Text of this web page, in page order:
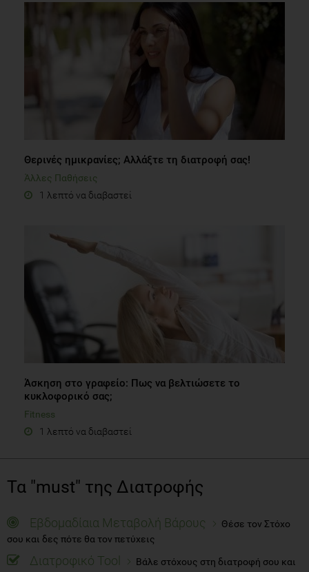
Θερινές ημικρανίες; Αλλάξτε τη διατροφή σας!
Άλλες Παθήσεις
1 λεπτό να διαβαστεί
Άσκηση στο γραφείο: Πως να βελτιώσετε το
κυκλοφορικό σας;
Fitness
1 λεπτό να διαβαστεί
Τα "must" της Διατροφής
Εβδομαδίαια Μεταβολή Βάρους
Θέσε τον Στόχο
σου και δες πότε θα τον πετύχεις
Διατροφικό Tool
Βάλε στόχους στη διατροφή σου και